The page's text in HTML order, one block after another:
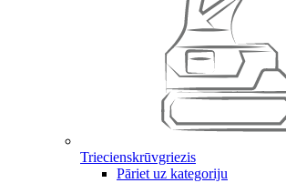
Triecienskrūvgriezis
Pāriet uz kategoriju